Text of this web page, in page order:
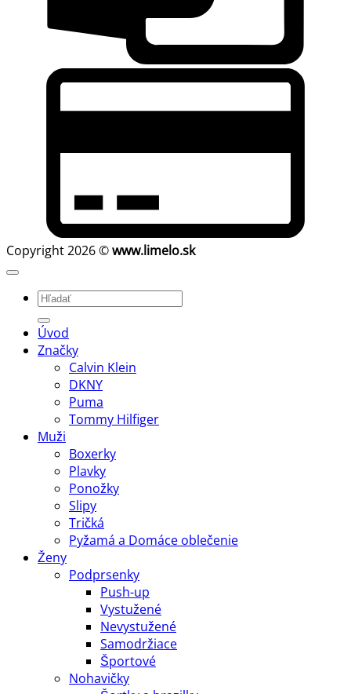
Copyright 2026 ©www.limelo.sk
Hľadať:
Úvod
Značky
Calvin Klein
DKNY
Puma
Tommy Hilfiger
Muži
Boxerky
Plavky
Ponožky
Slipy
Tričká
Pyžamá a Domáce oblečenie
Ženy
Podprsenky
Push-up
Vystužené
Nevystužené
Samodržiace
Športové
Nohavičky